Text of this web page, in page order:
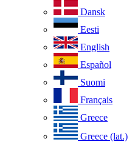
Dansk
Eesti
English
Español
Suomi
Français
Greece
Greece (lat.)